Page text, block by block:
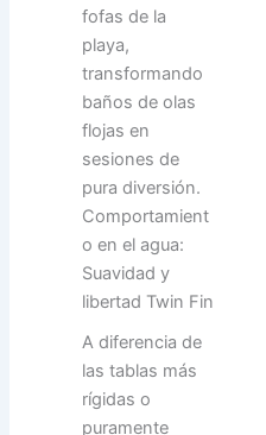
fofas de la
playa,
transformando
baños de olas
flojas en
sesiones de
pura diversión.
Comportamient
o en el agua:
Suavidad y
libertad Twin Fin
A diferencia de
las tablas más
rígidas o
puramente